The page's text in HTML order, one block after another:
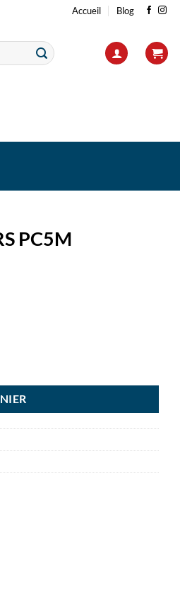
Accueil Blog
PC5M